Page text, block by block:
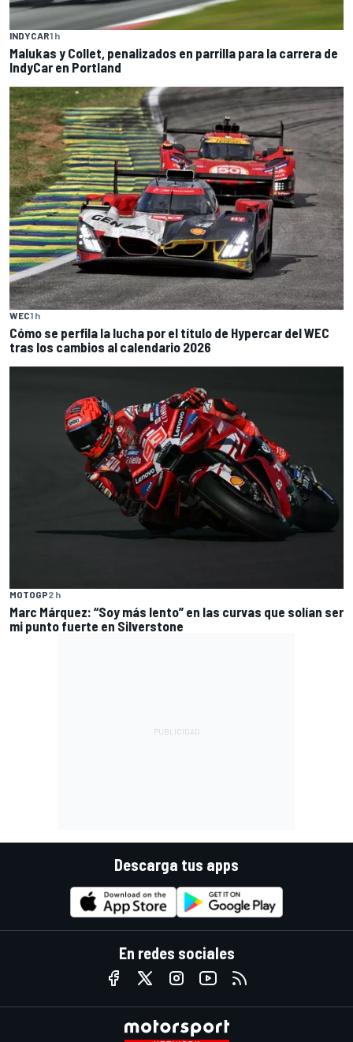
INDYCAR1 h
Malukas y Collet, penalizados en parrilla para la carrera de
IndyCar en Portland
WEC1 h
Cómo se perfila la lucha por el título de Hypercar del WEC
tras los cambios al calendario 2026
MOTOGP2 h
Marc Márquez: “Soy más lento” en las curvas que solían ser
mi punto fuerte en Silverstone
Descarga tus apps
En redes sociales